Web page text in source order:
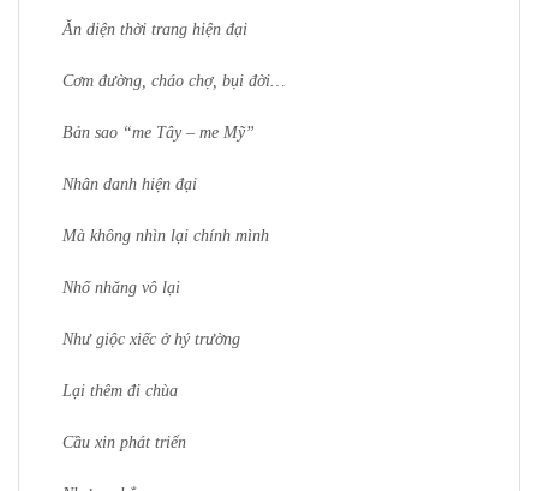
Ăn diện thời trang hiện đại
Cơm đường, cháo chợ, bụi đời…
Bản sao “me Tây – me Mỹ”
Nhân danh hiện đại
Mà không nhìn lại chính mình
Nhố nhăng vô lại
Như giộc xiếc ở hý trường
Lại thêm đi chùa
Cầu xin phát triển